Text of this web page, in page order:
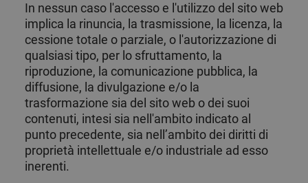
In nessun caso l'accesso e l'utilizzo del sito web
implica la rinuncia, la trasmissione, la licenza, la
cessione totale o parziale, o l'autorizzazione di
qualsiasi tipo, per lo sfruttamento, la
riproduzione, la comunicazione pubblica, la
diffusione, la divulgazione e/o la
trasformazione sia del sito web o dei suoi
contenuti, intesi sia nell'ambito indicato al
punto precedente, sia nell’ambito dei diritti di
proprietà intellettuale e/o industriale ad esso
inerenti.